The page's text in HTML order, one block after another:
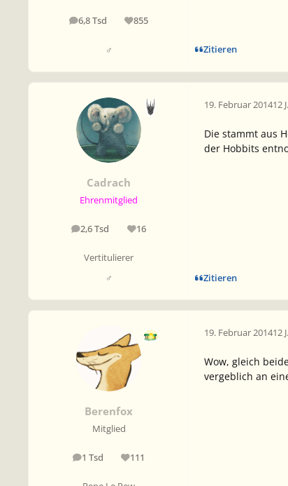
6,8 Tsd
Beiträge 855
Reputation
♂ Zitieren
Cadrach
Ehrenmitglied
2,6 Tsd
Beiträge 16
Reputation
Vertitulierer
♂
19. Februar 201412 J.
Die stammt aus
der Hobbits
Zitieren
Berenfox
Mitglied
1 TsdBeiträge 111
Reputation
19. Februar 201412 J.
Wow, gleich
vergeblich an